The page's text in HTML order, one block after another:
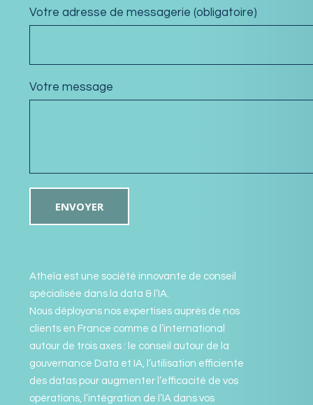
Votre adresse de messagerie (obligatoire)
Votre message
Atheïa est une société innovante de conseil
spécialisée dans la data & l’IA.
Nous déployons nos expertises auprès de nos
clients en France comme à l’international
autour de trois axes : le conseil autour de la
gouvernance Data et IA, l’utilisation efficiente
des datas pour augmenter l’efficacité de vos
opérations, l’intégration de l’IA dans vos